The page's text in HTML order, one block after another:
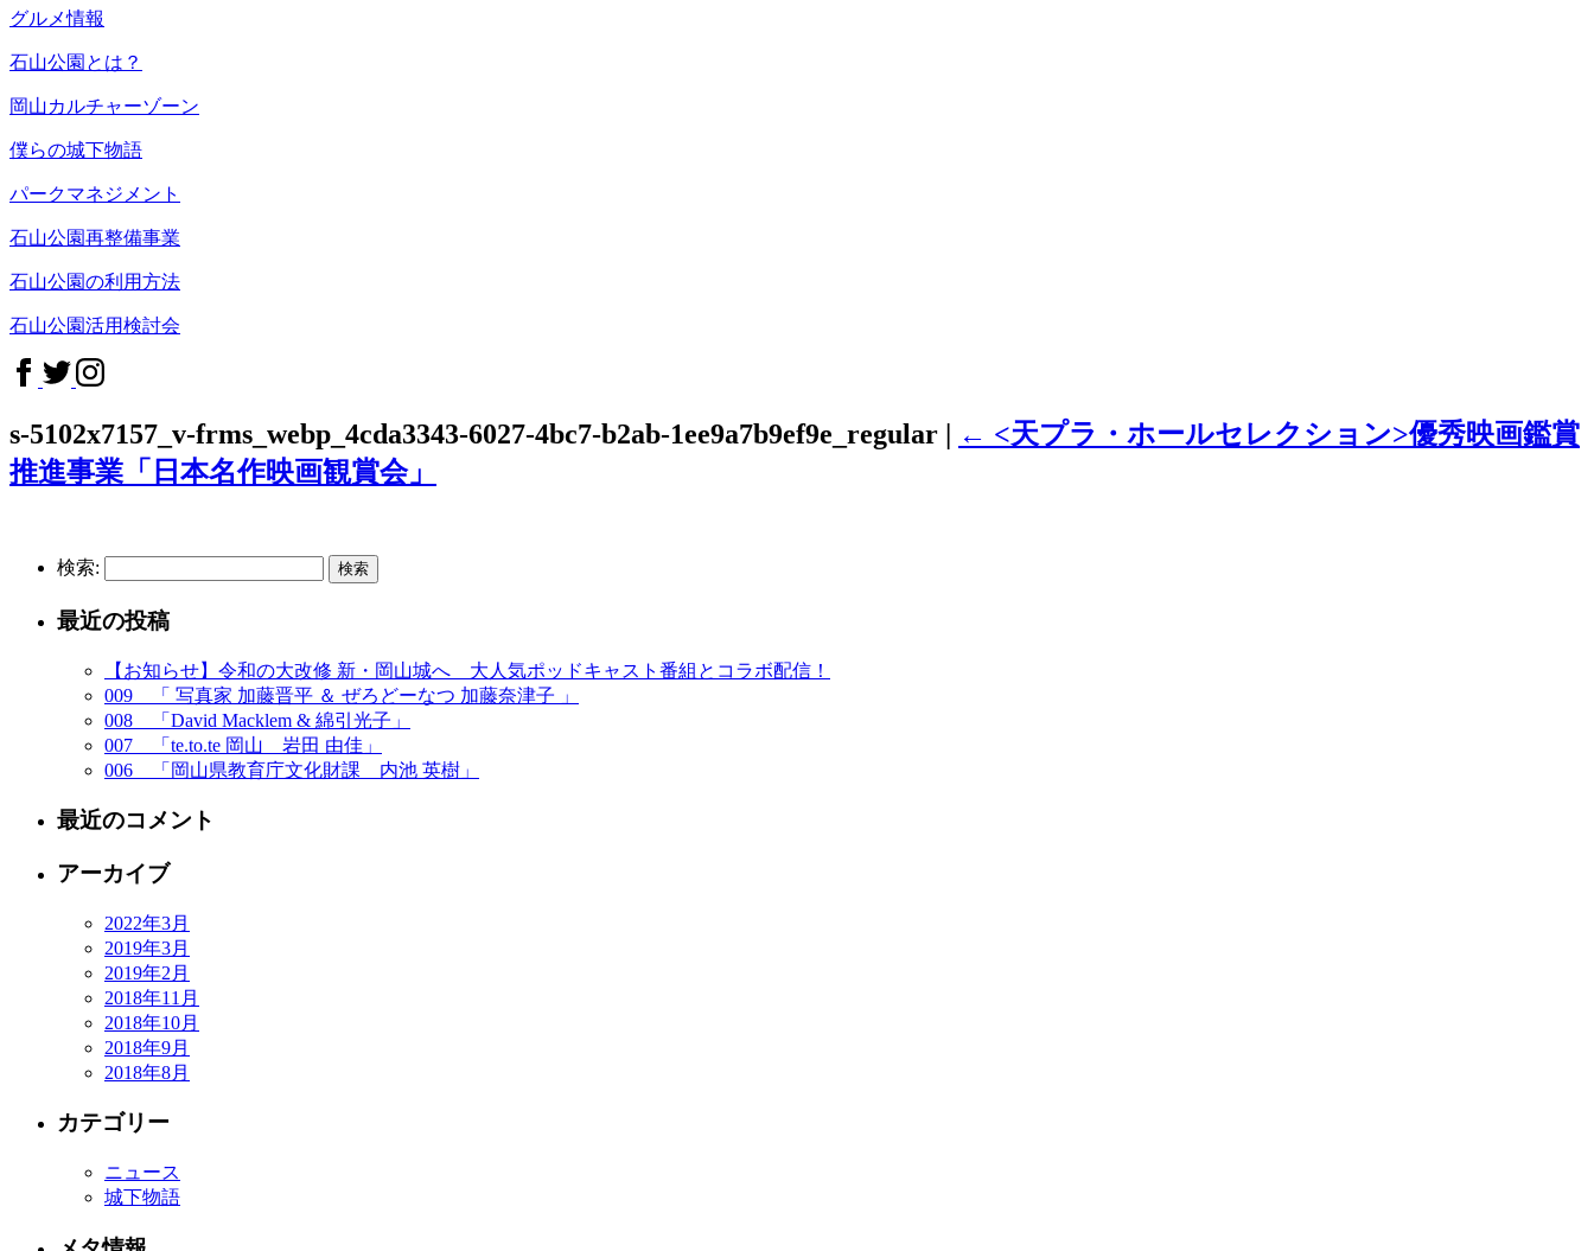
グルメ情報
石山公園とは？
岡山カルチャーゾーン
僕らの城下物語
パークマネジメント
石山公園再整備事業
石山公園の利用方法
石山公園活用検討会
s-5102x7157_v-frms_webp_4cda3343-6027-4bc7-b2ab-1ee9a7b9ef9e_regular ← <天プラ・ホールセレクション>優秀映画鑑賞
推進事業「日本名作映画観賞会」
検索:
最近の投稿
【お知らせ】令和の大改修 新・岡山城へ 大人気ポッドキャスト番組とコラボ配信！
009 「 写真家 加藤晋平 ＆ ぜろどーなつ 加藤奈津子 」
008 「David Macklem & 綿引光子」
007 「te.to.te 岡山 岩田 由佳」
006 「岡山県教育庁文化財課 内池 英樹」
最近のコメント
アーカイブ
2022年3月
2019年3月
2019年2月
2018年11月
2018年10月
2018年9月
2018年8月
カテゴリー
ニュース
城下物語